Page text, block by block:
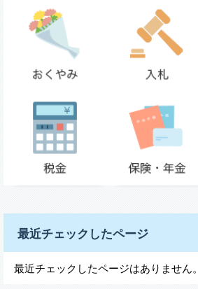
最近チェックしたページ
最近チェックしたページはありません。